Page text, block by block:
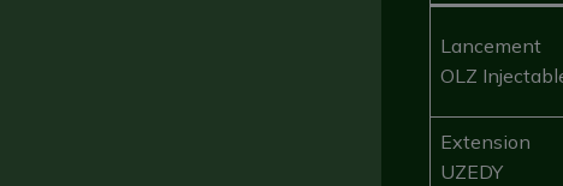
Lancement
OLZ
Extension
UZEDY